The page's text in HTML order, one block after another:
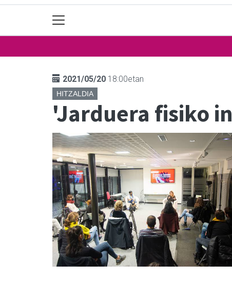
2021/05/20 18:00etan
HITZALDIA
'Jarduera fisiko